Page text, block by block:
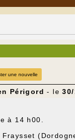
une nouvelle
Périgord - le
à 14 h00.